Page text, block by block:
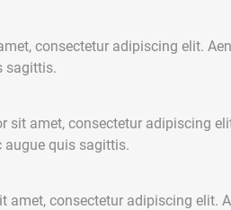
consectetur adipiscing elit.
sagittis.
sit amet, consectetur adipiscing
augue quis sagittis.
amet, consectetur adipiscing elit.